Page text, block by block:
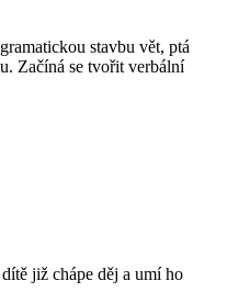
stavbu vět, ptá
Začíná se tvořit verbální
již chápe děj a umí ho